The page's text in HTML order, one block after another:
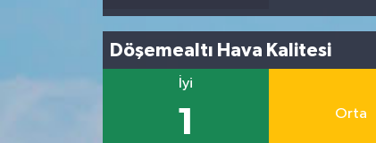
Döşemealtı Hava Kalitesi
İyi
1 Orta